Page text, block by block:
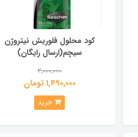
کود محلول فلوریش نیتروژن
سیچم(ارسال رایگان)
2,000,000
1,490,000 تومان
خرید